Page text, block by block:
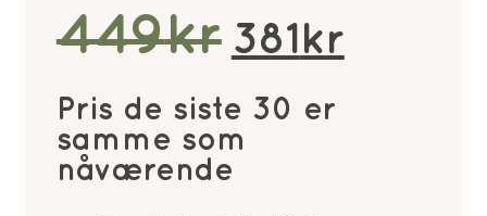
449kr
pris
var:
381kr
Pris de siste 30 er
samme som
nåværende